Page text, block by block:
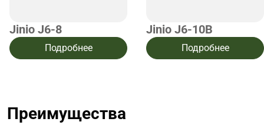
Jinio J6-8
Подробнее
Jinio J6-10B
Подробнее
Преимущества